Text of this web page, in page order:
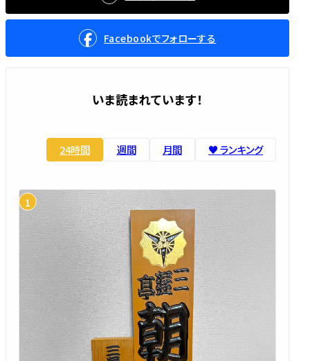
Facebookでフォローする
いま読まれています！
24時間 週間 月間 ♥️ ランキング